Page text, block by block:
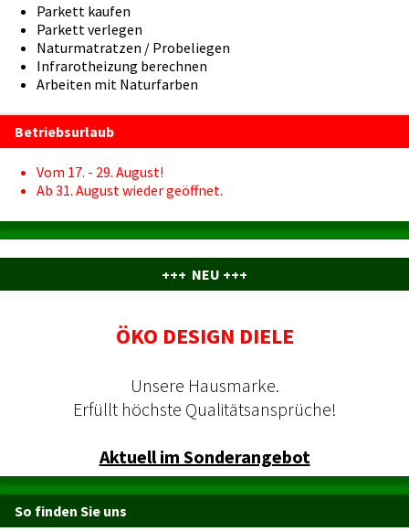
Parkett kaufen
Parkett verlegen
Naturmatratzen / Probeliegen
Infrarotheizung berechnen
Arbeiten mit Naturfarben
Betriebsurlaub
Vom 17. - 29. August!
Ab 31. August wieder geöffnet.
+++ NEU +++
ÖKO DESIGN DIELE
Unsere Hausmarke.
Erfüllt höchste Qualitätsansprüche!
Aktuell im Sonderangebot
So finden Sie uns